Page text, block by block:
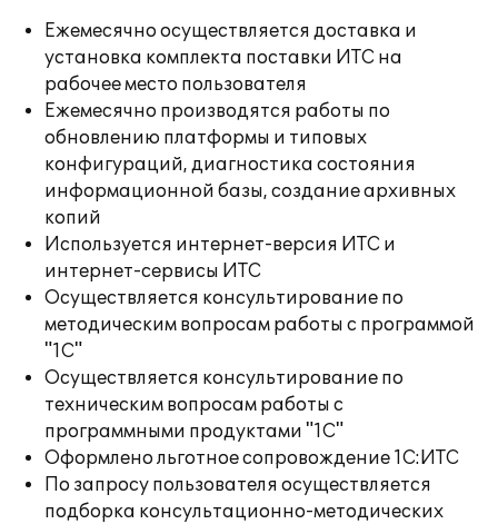
Ежемесячно осуществляется доставка и
установка комплекта поставки ИТС на
рабочее место пользователя
Ежемесячно производятся работы по
обновлению платформы и типовых
конфигураций, диагностика состояния
информационной базы, создание архивных
копий
Используется интернет-версия ИТС и
интернет-сервисы ИТС
Осуществляется консультирование по
методическим вопросам работы с программой
"1С"
Осуществляется консультирование по
техническим вопросам работы с
программными продуктами "1С"
Оформлено льготное сопровождение 1С:ИТС
По запросу пользователя осуществляется
подборка консультационно-методических